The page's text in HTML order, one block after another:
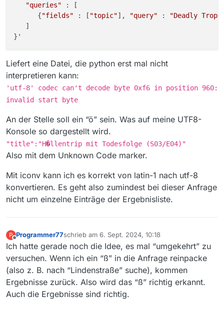
"queries" : [
      {
"fields" : [ "topic"], "query" :
"Deadly
   ]
Liefert eine Datei, die python erst mal nicht
interpretieren kann:
'utf-8' codec can't decode byte 0xf6 in position 960:
invalid start byte
An der Stelle soll ein “ö” sein. Was auf meine UTF8-
Konsole so dargestellt wird.
"title":"H�llentrip mit Todesfolge (S03/E04)"
Also mit dem Unknown Code marker.
Mit iconv kann ich es korrekt von latin-1 nach utf-8
konvertieren. Es geht also zumindest bei dieser Anfrage
nicht um einzelne Einträge der Ergebnisliste.
P
Offline
Programmer77schrieb am 6. Sept. 2024, 10:18
zuletzt editiert von
Ich hatte gerade noch die Idee, es mal “umgekehrt” zu
versuchen. Wenn ich ein “ß” in die Anfrage reinpacke
(also z. B. nach “Lindenstraße” suche), kommen
Ergebnisse zurück. Also wird das “ß” richtig erkannt.
Auch die Ergebnisse sind richtig.